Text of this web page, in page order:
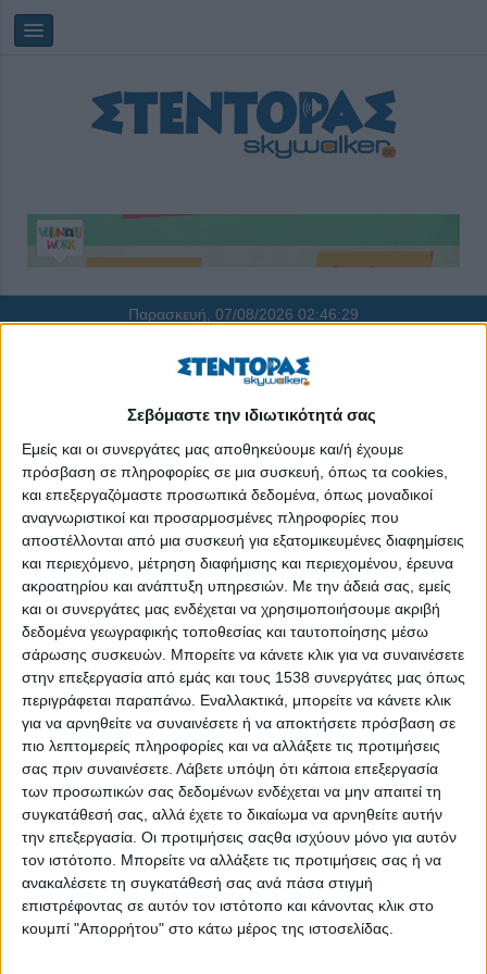
Σεβόμαστε την ιδιωτικότητά σας
Εμείς και οι συνεργάτες μας αποθηκεύουμε και/ή έχουμε
πρόσβαση σε πληροφορίες σε μια συσκευή, όπως τα cookies,
και επεξεργαζόμαστε προσωπικά δεδομένα, όπως μοναδικοί
αναγνωριστικοί και προσαρμοσμένες πληροφορίες που
αποστέλλονται από μια συσκευή για εξατομικευμένες διαφημίσεις
και περιεχόμενο, μέτρηση διαφήμισης και περιεχομένου, έρευνα
ακροατηρίου και ανάπτυξη υπηρεσιών. Με την άδειά σας, εμείς
και οι συνεργάτες μας ενδέχεται να χρησιμοποιήσουμε ακριβή
δεδομένα γεωγραφικής τοποθεσίας και ταυτοποίησης μέσω
σάρωσης συσκευών. Μπορείτε να κάνετε κλικ για να συναινέσετε
στην επεξεργασία από εμάς και τους 1538 συνεργάτες μας όπως
περιγράφεται παραπάνω. Εναλλακτικά, μπορείτε να κάνετε κλικ
για να αρνηθείτε να συναινέσετε ή να αποκτήσετε πρόσβαση σε
πιο λεπτομερείς πληροφορίες και να αλλάξετε τις προτιμήσεις
σας πριν συναινέσετε. Λάβετε υπόψη ότι κάποια επεξεργασία
των προσωπικών σας δεδομένων ενδέχεται να μην απαιτεί τη
συγκατάθεσή σας, αλλά έχετε το δικαίωμα να αρνηθείτε αυτήν
την επεξεργασία. Οι προτιμήσεις σαςθα ισχύουν μόνο για αυτόν
τον ιστότοπο. Μπορείτε να αλλάξετε τις προτιμήσεις σας ή να
ανακαλέσετε τη συγκατάθεσή σας ανά πάσα στιγμή
επιστρέφοντας σε αυτόν τον ιστότοπο και κάνοντας κλικ στο
κουμπί "Απορρήτου" στο κάτω μέρος της ιστοσελίδας.
Παρασκευή, 07/08/2026 02:46:29
e-ΕΦΚΑ: Σε λειτουργία η νέα ηλεκτρονική υπηρεσία
«Μάθε πού ανήκεις»
e-ΕΦΚΑ: Τη Μ. Τετάρτη, 20 Απριλίου 2022, καταβάλλεται
η έκτακτη οικονομική ενίσχυση Πάσχα σε
χαμηλοσυνταξιούχους
Ξεκίνησε η υποβολή αιτήσεων ασφαλισμένων του e-
ΕΦΚΑ για τη θερινή κατασκηνωτική περίοδο 2022
Οι πληρωμές από το υπουργείο Εργασίας και
Κοινωνικών Υποθέσεων, τον e-ΕΦΚΑ και τον ΟΑΕΔ από
τις 20 έως τις 24 Σεπτεμβρίου
Οι πληρωμές από το υπουργείο Εργασίας, τον e-ΕΦΚΑ
και τον ΟΑΕΔ, έως τις 28 Ιανουαρίου